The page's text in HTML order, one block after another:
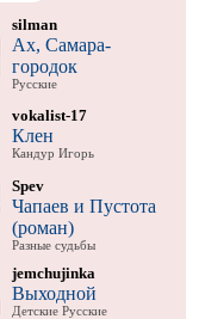
silman
Ах, Самара-
городок
Русские
vokalist-17
Клен
Кандур Игорь
Spev
Чапаев и Пустота
(роман)
Разные судьбы
jemchujinka
Выходной
Детские Русские